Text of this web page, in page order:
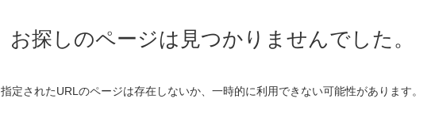
お探しのページは見つかりませんでした。
指定されたURLのページは存在しないか、一時的に利用できない可能性があります。